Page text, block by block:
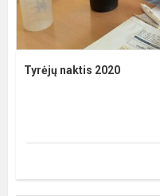
Tyrėjų naktis 2020